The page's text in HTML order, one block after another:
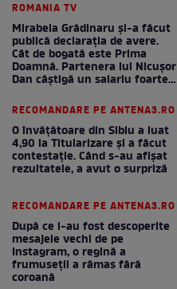
ROMANIA TV
Mirabela Grădinaru și-a făcut
publică declarația de avere.
Cât de bogată este Prima
Doamnă. Partenera lui Nicușor
Dan câștigă un salariu foarte
RECOMANDARE PE ANTENA3.RO
O învățătoare din Sibiu a luat
4,90 la Titularizare și a făcut
contestație. Când s-au afișat
rezultatele, a avut o surpriză
RECOMANDARE PE ANTENA3.RO
După ce i-au fost descoperite
mesajele vechi de pe
Instagram, o regină a
frumuseții a rămas fără
coroană